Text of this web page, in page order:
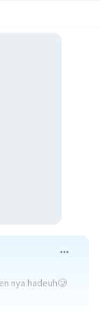
nya hadeuh🥲